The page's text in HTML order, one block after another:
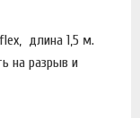
длина 1,5 м.
на разрыв и